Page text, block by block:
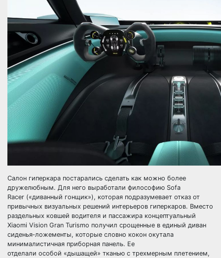
Салон гиперкара постарались сделать как можно более
дружелюбным. Для него выработали философию Sofa
Racer («диванный гонщик»), которая подразумевает отказ от
привычных визуальных решений интерьеров гиперкаров. Вместо
раздельных ковшей водителя и пассажира концептуальный
Xiaomi Vision Gran Turismo получил срощенные в единый диван
сиденья‑ложементы, которые словно кокон окутала
минималистичная приборная панель. Ее
отделали особой «дышащей» тканью с трехмерным плетением,